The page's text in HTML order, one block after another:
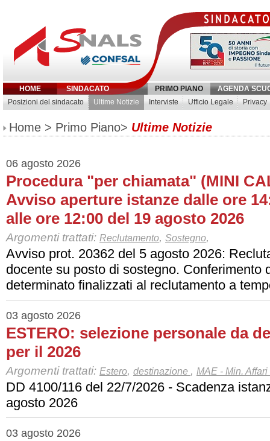
HOME SINDACATO PRIMO PIANO
AGENDA
Posizioni del sindacato
Ultime Notizie Interviste Ufficio Legale Privacy
Inserisci parola chiave:
Home > Primo Piano> Ultime Notizie
06 agosto 2026
Procedura "per chiamata" (MINI
Avviso aperture istanze dalle ore
alle ore 12:00 del 19 agosto 2026
Argomenti trattati: Reclutamento, Sostegno,
Avviso prot. 20362 del 5 agosto 2026:
docente su posto di sostegno. Conferimento
determinato finalizzati al reclutamento a
03 agosto 2026
ESTERO: selezione personale da
per il 2026
Argomenti trattati: Estero, destinazione , MAE - Min.
DD 4100/116 del 22/7/2026 - Scadenza
agosto 2026
03 agosto 2026